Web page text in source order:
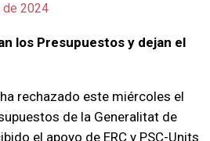
de 2024
los Presupuestos y dejan el
rechazado este miércoles el
de la Generalitat de
el apoyo de ERC y PSC-Units